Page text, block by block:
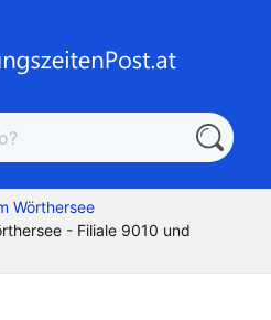
Wörthersee
- Filiale 9010 und